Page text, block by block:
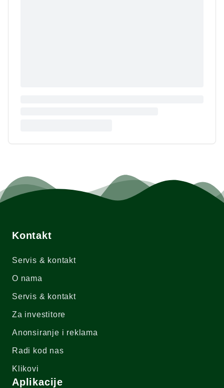
Kontakt
Servis & kontakt
O nama
Servis & kontakt
Za investitore
Anonsiranje i reklama
Radi kod nas
Klikovi
Aplikacije